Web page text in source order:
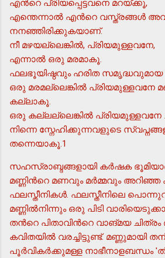
എന്‍റെ പ്രിയപ്പെട്ടവനെ മറയ്ക്കൂ,
എന്തെന്നാല്‍ എന്‍റെ വസ്ത്രങ്ങള്‍
നനഞ്ഞിരിക്കുകയാണ്.
നീ മഴയല്ലെങ്കില്‍, പ്രിയമുള്ളവനേ,
എന്നാല്‍ ഒരു മരമാകൂ.
ഫലഭൂയിഷ്ഠവും ഹരിത സമൃദ്ധവുമായ
ഒരു മരമല്ലെങ്കില്‍
കല്ലാകൂ.
ഒരു കല്ലല്ലെങ്കില്‍ പ്രിയമുള്ളവനേ
നിന്നെ സ്നേഹിക്കുന്നവളുടെ
തന്നെയാകൂ.1
സഹസ്രാബ്ദങ്ങളായി കര്‍ഷക
മണ്ണിന്‍റെ മണവും മര്‍മ്മവും
ഫലസ്തീനികള്‍. ഫലസ്തീനിലെ
മണ്ണില്‍നിന്നും ഒരു പിടി
തന്‍റെ പിതാവിന്‍റെ വാങ്മയ ചിത്രം
കവിതയില്‍ വരച്ചിട്ടുണ്ട്. മണ്ണുമായി
പൂര്‍വികര്‍ക്കുമള്ള നാഭീനാളബന്ധം